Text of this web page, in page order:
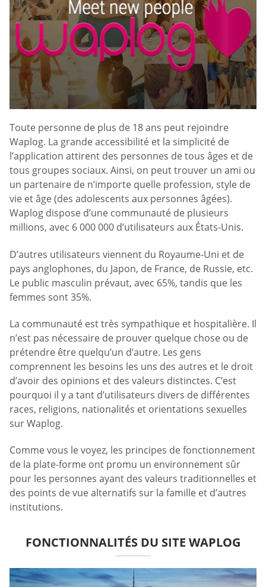
Toute personne de plus de 18 ans peut rejoindre
Waplog. La grande accessibilité et la simplicité de
l’application attirent des personnes de tous âges et de
tous groupes sociaux. Ainsi, on peut trouver un ami ou
un partenaire de n’importe quelle profession, style de
vie et âge (des adolescents aux personnes âgées).
Waplog dispose d’une communauté de plusieurs
millions, avec 6 000 000 d’utilisateurs aux États-Unis.
D’autres utilisateurs viennent du Royaume-Uni et de
pays anglophones, du Japon, de France, de Russie, etc.
Le public masculin prévaut, avec 65%, tandis que les
femmes sont 35%.
La communauté est très sympathique et hospitalière. Il
n’est pas nécessaire de prouver quelque chose ou de
prétendre être quelqu’un d’autre. Les gens
comprennent les besoins les uns des autres et le droit
d’avoir des opinions et des valeurs distinctes. C’est
pourquoi il y a tant d’utilisateurs divers de différentes
races, religions, nationalités et orientations sexuelles
sur Waplog.
Comme vous le voyez, les principes de fonctionnement
de la plate-forme ont promu un environnement sûr
pour les personnes ayant des valeurs traditionnelles et
des points de vue alternatifs sur la famille et d’autres
institutions.
FONCTIONNALITÉS DU SITE WAPLOG